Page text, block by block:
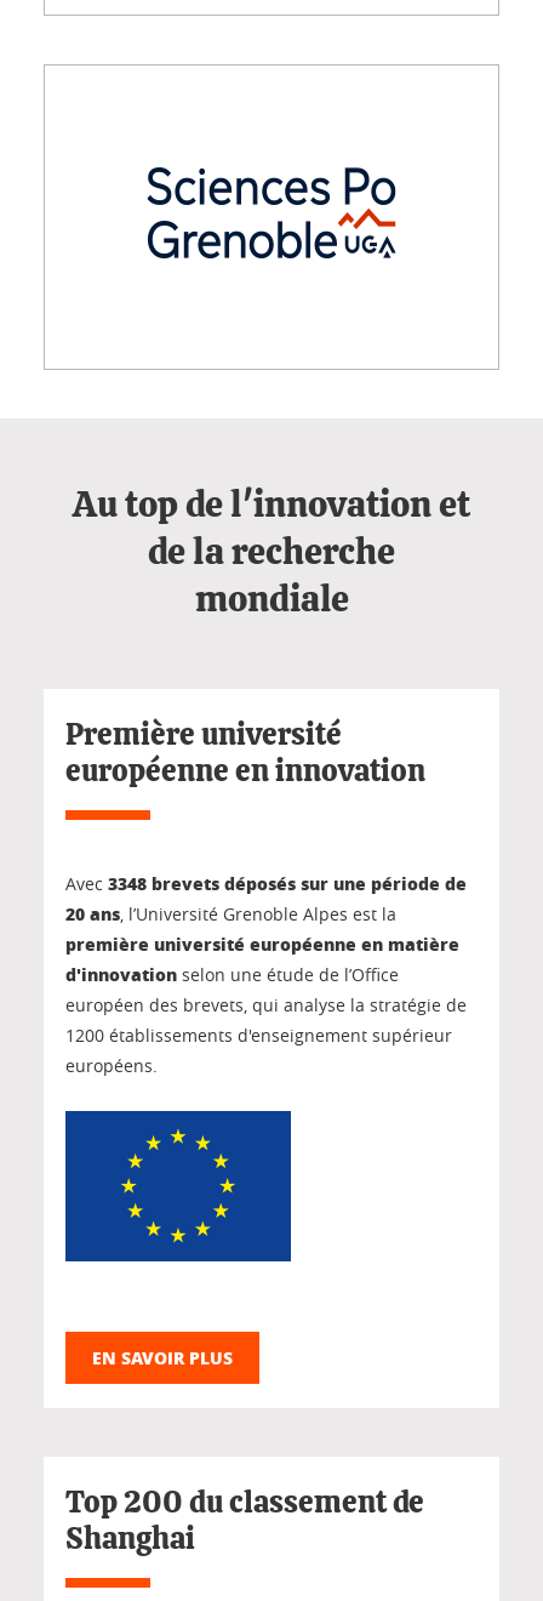
Au top de l'innovation et
de la recherche
mondiale
Première université
européenne en innovation
Avec 3348 brevets déposés sur une période de
20 ans, l’Université Grenoble Alpes est la
première université européenne en matière
d'innovation selon une étude de l’Office
européen des brevets, qui analyse la stratégie de
1200 établissements d'enseignement supérieur
européens.
EN SAVOIR PLUS
Top 200 du classement de
Shanghai